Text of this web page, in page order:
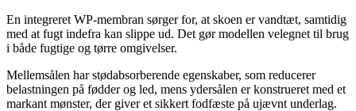
En integreret WP-membran sørger for, at skoen er vandtæt, samtidig
med at fugt indefra kan slippe ud. Det gør modellen velegnet til brug
i både fugtige og tørre omgivelser.
Mellemsålen har stødabsorberende egenskaber, som reducerer
belastningen på fødder og led, mens ydersålen er konstrueret med et
markant mønster, der giver et sikkert fodfæste på ujævnt underlag.